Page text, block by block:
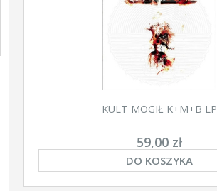
KULT MOGIŁ K+M+B LP
59,00 zł
DO KOSZYKA